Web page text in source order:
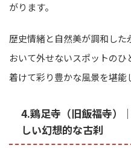
がります。
歴史情緒と自然美が調和し
おいて外せないスポットの
着けて彩り豊かな風景を堪能
4.鶏足寺（旧飯福寺）
しい幻想的な古刹